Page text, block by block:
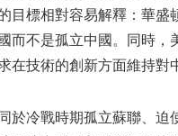
目標相對容易解釋：華盛
而不是孤立中國。同時，
在技術的創新方面維持對
於冷戰時期孤立蘇聯、迫